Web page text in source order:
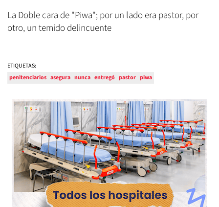
La Doble cara de "Piwa"; por un lado era pastor, por
otro, un temido delincuente
ETIQUETAS:
penitenciarios asegura nunca entregó pastor piwa